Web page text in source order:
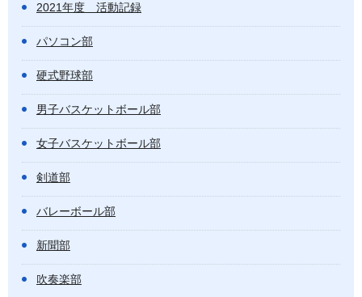
2021年度 活動記録
パソコン部
硬式野球部
男子バスケットボール部
女子バスケットボール部
剣道部
バレーボール部
新聞部
吹奏楽部